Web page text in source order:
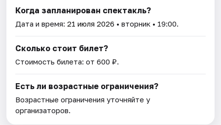
Когда запланирован спектакль?
Дата и время:21 июля 2026 • вторник • 19:00.
Сколько стоит билет?
Стоимость билета: от 600 ₽.
Есть ли возрастные ограничения?
Возрастные ограничения уточняйте у
организаторов.